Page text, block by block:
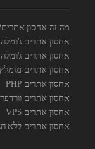
מה זה אחסון
אחסון אתרים ג'ומלה cloudlinux
אחסון אתרים
אחסון אתרים
אחסון אתרים PHP
אחסון אתרים
אחסון אתרים VPS
אחסון אתרים ללא